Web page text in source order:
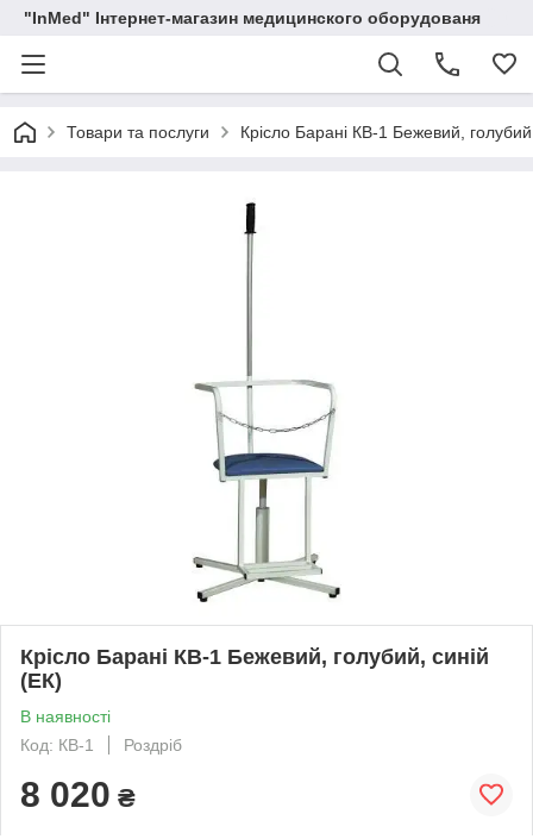
"InMed" Інтернет-магазин медицинского оборудованя
Товари та послуги Крісло Барані КВ-1 Бежевий,
Крісло Барані КВ-1 Бежевий, голубий, синій
(ЕК)
В наявності
Код: КВ-1
Роздріб
8 020 ₴